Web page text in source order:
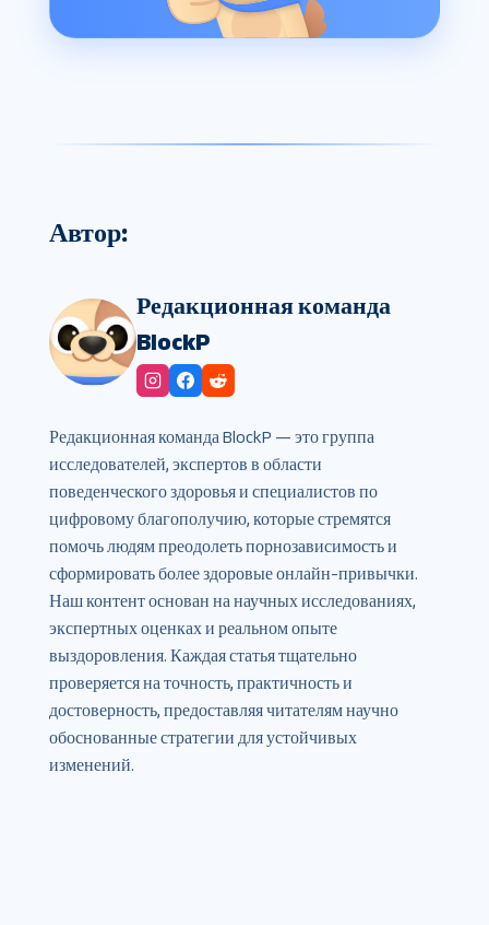
Автор:
Редакционная команда
BlockP
Редакционная команда BlockP — это группа
исследователей, экспертов в области
поведенческого здоровья и специалистов по
цифровому благополучию, которые стремятся
помочь людям преодолеть порнозависимость и
сформировать более здоровые онлайн-привычки.
Наш контент основан на научных исследованиях,
экспертных оценках и реальном опыте
выздоровления. Каждая статья тщательно
проверяется на точность, практичность и
достоверность, предоставляя читателям научно
обоснованные стратегии для устойчивых
изменений.